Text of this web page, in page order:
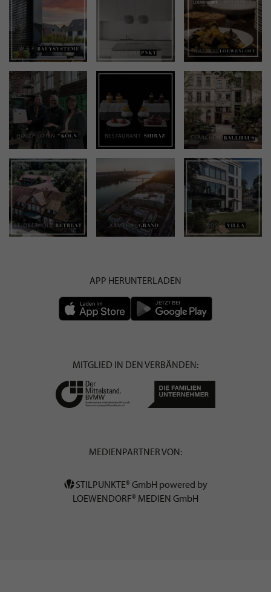
APP HERUNTERLADEN
MITGLIED IN DEN VERBÄNDEN:
MEDIENPARTNER VON:
STILPUNKTE® GmbH powered by
LOEWENDORF® MEDIEN GmbH